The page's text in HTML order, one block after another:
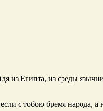
из Египта, из среды
с тобою бремя народа, а